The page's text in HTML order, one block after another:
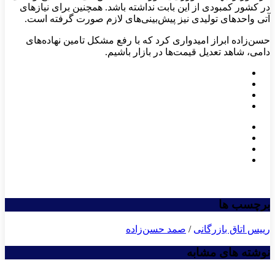
در کشور کمبودی از این بابت نداشته باشد. همچنین برای نیازهای
آتی واحدهای تولیدی نیز پیش‌بینی‌های لازم صورت گرفته است.
حسن‌زاده ابراز امیدواری کرد که با رفع مشکل تامین نهاده‌های
دامی، شاهد تعدیل قیمت‌ها در بازار باشیم.
برچسب ها
رییس اتاق بازرگانی / صمد حسن‌زاده
نوشته های مشابه